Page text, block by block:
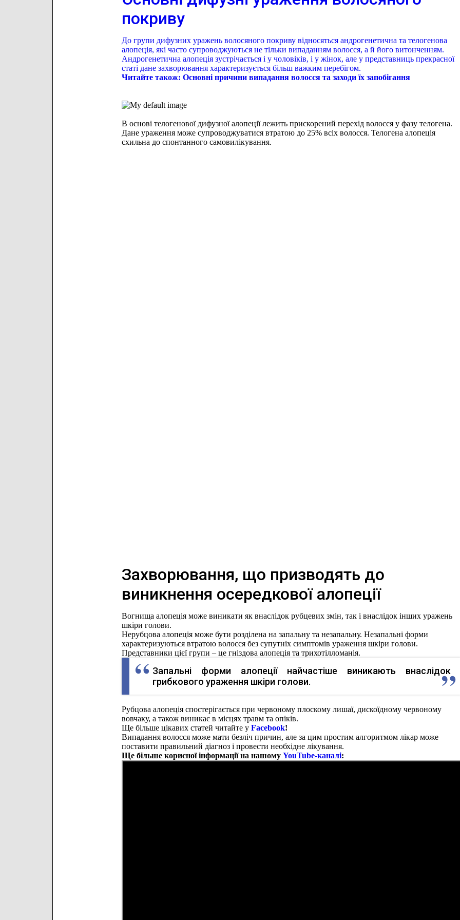
покриву
До групи дифузних уражень волосяного покриву відносяться андрогенетична та телогенова
алопеція, які часто супроводжуються не тільки випаданням волосся, а й його витонченням.
Андрогенетична алопеція зустрічається і у чоловіків, і у жінок, але у представниць прекрасної
статі дане захворювання характеризується більш важким перебігом.
Читайте також: Основні причини випадання волосся та заходи їх запобігання
В основі телогенової дифузної алопеції лежить прискорений перехід волосся у фазу телогена.
Дане ураження може супроводжуватися втратою до 25% всіх волосся. Телогена алопеція
схильна до спонтанного самовилікування.
Захворювання, що призводять до
виникнення осередкової алопеції
Вогнища алопеція може виникати як внаслідок рубцевих змін, так і внаслідок інших уражень
шкіри голови.
Нерубцова алопеція може бути розділена на запальну та незапальну. Незапальні форми
характеризуються втратою волосся без супутніх симптомів ураження шкіри голови.
Представники цієї групи – це гніздова алопеція та трихотілломанія.
Запальні форми алопеції найчастіше виникають внаслідок
грибкового ураження шкіри голови.
Рубцова алопеція спостерігається при червоному плоскому лишаї, дискоїдному червоному
вовчаку, а також виникає в місцях травм та опіків.
Ще більше цікавих статей читайте у Facebook!
Випадання волосся може мати безліч причин, але за цим простим алгоритмом лікар може
поставити правильний діагноз і провести необхідне лікування.
Ще більше корисної інформації на нашому YouTube-каналі: